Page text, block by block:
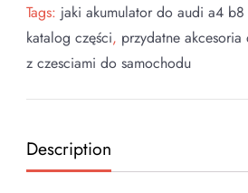
Tags: jaki akumulator do audi a4
katalog części, przydatne
z czesciami do samochodu
Description